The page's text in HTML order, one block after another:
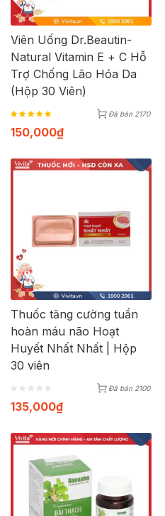
Viên Uống Dr.Beautin-
Natural Vitamin E + C Hỗ
Trợ Chống Lão Hóa Da
(Hộp 30 Viên)
Đã bán 2170
150,000₫
Thuốc tăng cường tuần
hoàn máu não Hoạt
Huyết Nhất Nhất | Hộp
30 viên
Đã bán 2100
135,000₫